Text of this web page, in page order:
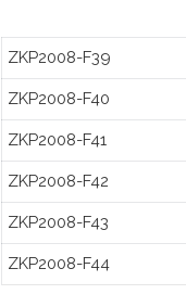
ZKP2008-F39
ZKP2008-F40
ZKP2008-F41
ZKP2008-F42
ZKP2008-F43
ZKP2008-F44